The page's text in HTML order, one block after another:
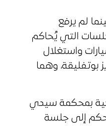
لم يرفع
التي يُحاكم
واستغلال
بوتفليقة، وهما
بمحكمة سيدي
الحكم إلى جلسة